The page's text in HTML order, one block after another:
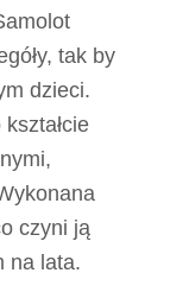
tak by
dzieci.
czyni ją
na lata.